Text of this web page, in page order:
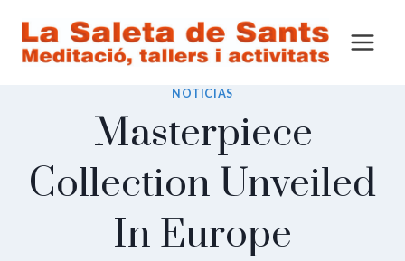
contenido
NOTICIAS
Masterpiece
Collection Unveiled
In Europe